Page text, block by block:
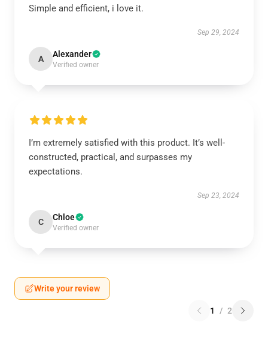
Simple and efficient, i love it.
Sep 29, 2024
A Alexander
Verified owner
I’m extremely satisfied with this product. It’s well-
constructed, practical, and surpasses my
expectations.
Sep 23, 2024
C Chloe
Verified owner
Write your review
1 / 2